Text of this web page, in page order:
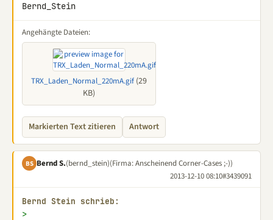
Bernd_Stein
Angehängte Dateien:
TRX_Laden_Normal_220mA.gif (29
KB)
Markierten Text zitieren Antwort
BS Bernd S.(bernd_stein)(Firma: Anscheinend Corner-Cases ;-))
2013-12-10 08:10#3439091
Bernd Stein schrieb:
>